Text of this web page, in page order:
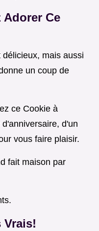
Ce
mais aussi
un coup de
ce Cookie à
d'un
vous faire plaisir.
fait maison par
Vrais!